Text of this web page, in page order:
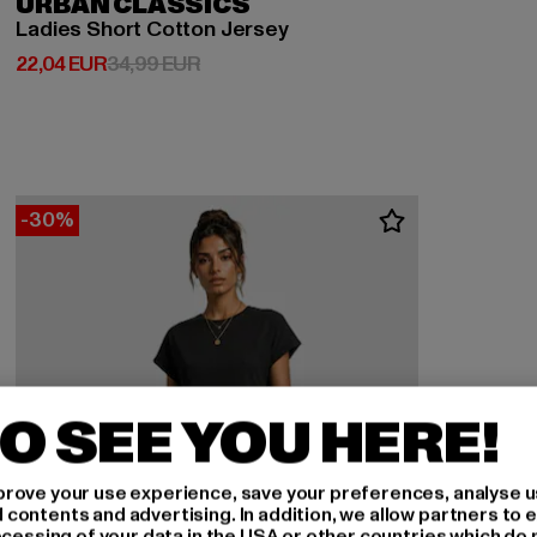
Ladies Short Cotton Jersey
22,04 EUR
Derzeitiger Preis: 22,04 EUR
34,99 EURAktionspreis: 34,99 EUR
-30%
SEE YOU HERE!
your use experience, save your preferences, analyse
and advertising. In addition, we allow partners to